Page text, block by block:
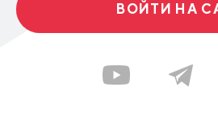
ВОЙТИ НА